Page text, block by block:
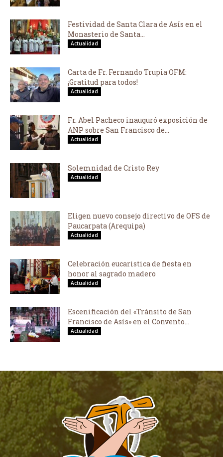
Festividad de Santa Clara de Asís en el
Monasterio de Santa...
Actualidad
Carta de Fr. Fernando Trupia OFM:
¡Gratitud para todos!
Actualidad
Fr. Abel Pacheco inauguró exposición de
ANP sobre San Francisco de...
Actualidad
Solemnidad de Cristo Rey
Actualidad
Eligen nuevo consejo directivo de OFS de
Paucarpata (Arequipa)
Actualidad
Celebración eucaristica de fiesta en
honor al sagrado madero
Actualidad
Escenificación del «Tránsito de San
Francisco de Asís» en el Convento...
Actualidad